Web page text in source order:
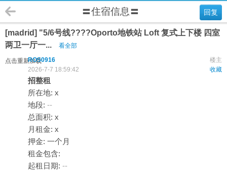
回复
〓住宿信息〓
[madrid] "5/6号线????Oporto地铁站 Loft 复式上下楼 四室
两卫一厅一...
看全部
点击重新加载 楼主
ROS0916
收藏
2026-7-7 18:59:42
招整租
所在地: x
地段: --
总面积: x
月租金: x
押金: 一个月
租金包含:
起租日期: --